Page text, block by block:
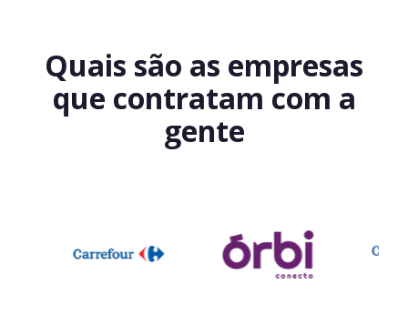
Quais são as empresas
que contratam com a
gente